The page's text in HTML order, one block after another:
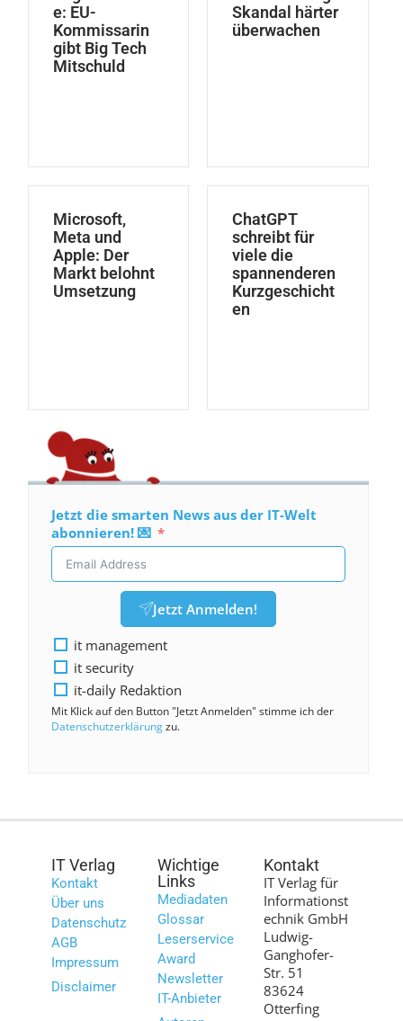
e: EU-
Kommissarin
gibt Big Tech
Mitschuld
Skandal härter
überwachen
Microsoft,
Meta und
Apple: Der
Markt belohnt
Umsetzung
ChatGPT
schreibt für
viele die
spannenderen
Kurzgeschicht
en
Jetzt die smarten News aus der IT-Welt
abonnieren! 💌
Jetzt Anmelden!
it management
it security
it-daily Redaktion
Mit Klick auf den Button "Jetzt Anmelden" stimme ich der
Datenschutzerklärungzu.
IT Verlag
Kontakt
Über uns
Datenschutz
AGB
Impressum
Disclaimer
Wichtige
Links
Mediadaten
Glossar
Leserservice
Award
Newsletter
IT-Anbieter
Kontakt
IT Verlag für
Informationst
echnik GmbH
Ludwig-
Ganghofer-
Str. 51
83624
Otterfing